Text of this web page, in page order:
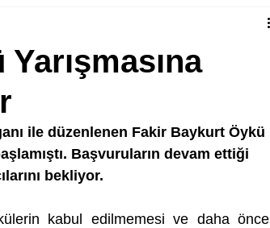
ile düzenlenen Fakir Baykurt Öykü
Başvuruların devam ettiği
bekliyor.
kabul edilmemesi ve daha önce